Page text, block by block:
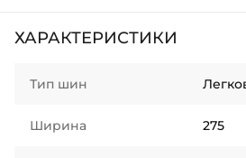
ХАРАКТЕРИСТИКИ
Тип шин
Ширина 275